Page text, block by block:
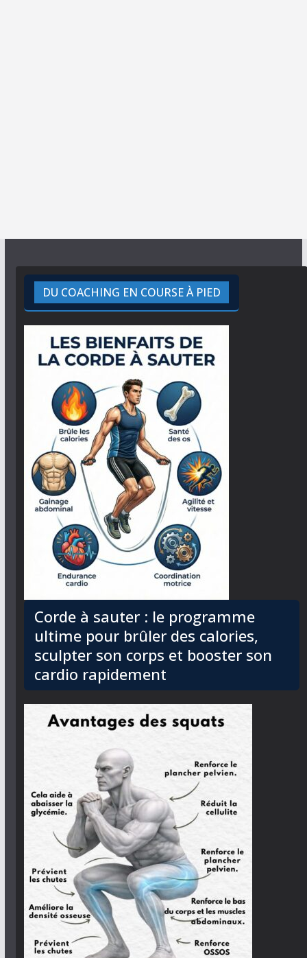
DU COACHING EN COURSE À PIED
Corde à sauter : le programme
ultime pour brûler des calories,
sculpter son corps et booster son
cardio rapidement